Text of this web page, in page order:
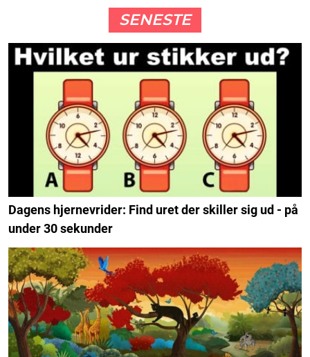
SENESTE
Dagens hjernevrider: Find uret der skiller sig ud - på
under 30 sekunder